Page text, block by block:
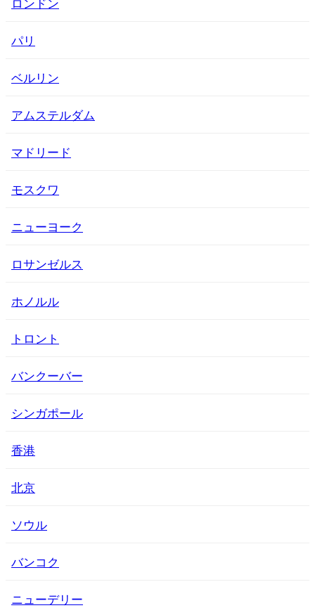
パリ
ベルリン
アムステルダム
マドリード
モスクワ
ニューヨーク
ロサンゼルス
ホノルル
トロント
バンクーバー
シンガポール
香港
北京
ソウル
バンコク
ニューデリー